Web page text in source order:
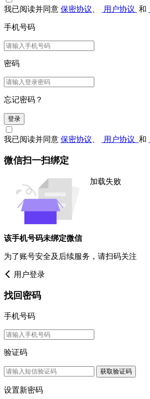
我已阅读并同意 保密协议 用户协议 和
手机号码
密码
忘记密码？
登录
我已阅读并同意 保密协议 用户协议 和
微信扫一扫绑定
加载失败
该手机号码未绑定微信
为了账号安全及后续服务，请扫码关注
用户登录
找回密码
手机号码
验证码
获取验证码
设置新密码